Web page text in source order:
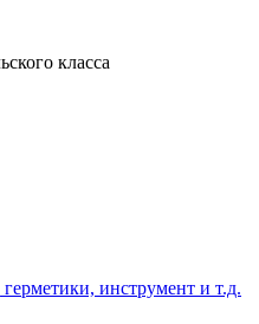
класса
инструмент и т.д.